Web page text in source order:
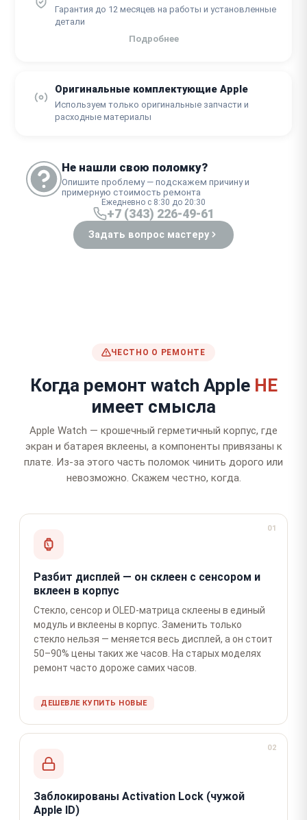
Гарантия до 12 месяцев на работы и установленные
детали
Подробнее
Оригинальные комплектующие Apple
Используем только оригинальные запчасти и
расходные материалы
Не нашли свою поломку?
Опишите проблему — подскажем причину и
примерную стоимость ремонта
Ежедневно с 8:30 до 20:30
+7 (343) 226-49-61
Задать вопрос мастеру
ЧЕСТНО О РЕМОНТЕ
Когда ремонт watch Apple НЕ
имеет смысла
Apple Watch — крошечный герметичный корпус, где
экран и батарея вклеены, а компоненты привязаны к
плате. Из-за этого часть поломок чинить дорого или
невозможно. Скажем честно, когда.
01
Разбит дисплей — он склеен с сенсором и
вклеен в корпус
Стекло, сенсор и OLED-матрица склеены в единый
модуль и вклеены в корпус. Заменить только
стекло нельзя — меняется весь дисплей, а он стоит
50–90% цены таких же часов. На старых моделях
ремонт часто дороже самих часов.
ДЕШЕВЛЕ КУПИТЬ НОВЫЕ
02
Заблокированы Activation Lock (чужой
Apple ID)